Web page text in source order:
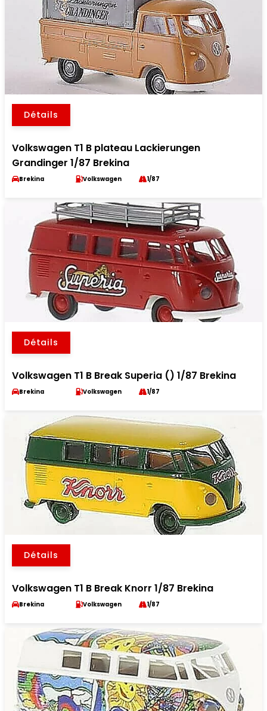
Détails
Volkswagen T1 B plateau Lackierungen
Grandinger 1/87 Brekina
Brekina Volkswagen 1/87
Détails
Volkswagen T1 B Break Superia () 1/87 Brekina
Brekina Volkswagen 1/87
Détails
Volkswagen T1 B Break Knorr 1/87 Brekina
Brekina Volkswagen 1/87